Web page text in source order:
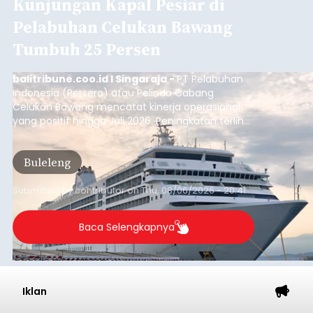
Kunjungan Kapal Pesiar di
Pelabuhan Celukan Bawang
Tumbuh 25 Persen
balitribune.coo.id I Singaraja -PT Pelabuhan
Indonesia (Persero) atau Pelindo Cabang
Celukan Bawang mencatat kinerja operasional
yang positif hingga Juli 2026. Peningkatan terlihat
dari arus kapal yang mencapai 1,48 juta Gross
Tonnage (GT), atau tumbuh 12,4 persen
dibandingkan periode yang sama tahun lalu
yang tercatat sebesar 1,32 juta GT.
Buleleng
Submitted bycontributoronThu, 08/06/2026 - 20:41
Baca Selengkapnya
Iklan